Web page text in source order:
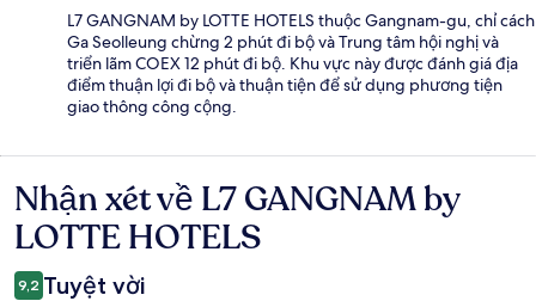
L7 GANGNAM by LOTTE HOTELS thuộc Gangnam-gu, chỉ cách
Ga Seolleung chừng 2 phút đi bộ và Trung tâm hội nghị và
triển lãm COEX 12 phút đi bộ. Khu vực này được đánh giá địa
điểm thuận lợi đi bộ và thuận tiện để sử dụng phương tiện
giao thông công cộng.
Nhận
xét
Nhận xét về L7 GANGNAM by
LOTTE HOTELS
9,2 Tuyệt vời